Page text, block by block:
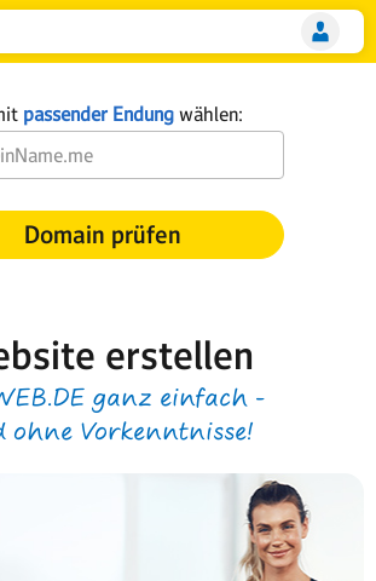
passender Endung wählen:
Domain prüfen
erstellen
ganz einfach -
ohne Vorkenntnisse!